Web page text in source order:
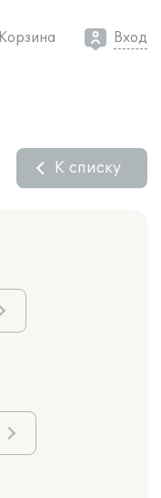
Корзина Вход
К списку